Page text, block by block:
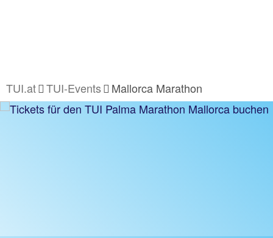
TUI.at TUI-Events Mallorca Marathon